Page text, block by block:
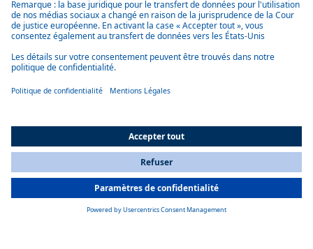
You are currently on our website forFrance. To view your local
information, please visit our website forAmerica.
All Countries